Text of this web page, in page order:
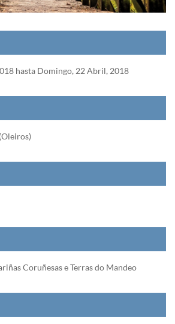
hasta Domingo, 22 Abril, 2018
Coruñesas e Terras do Mandeo